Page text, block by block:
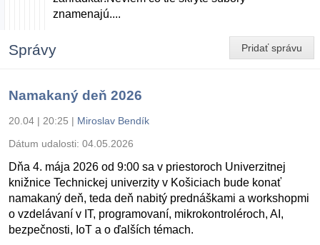
znamenajú....
Pridať správu
Správy
Namakaný deň 2026
20.04 | 20:25 | Miroslav Bendík
Dátum udalosti: 04.05.2026
Dňa 4. mája 2026 od 9:00 sa v priestoroch Univerzitnej
knižnice Technickej univerzity v Košiciach bude konať
namakaný deň, teda deň nabitý prednáškami a workshopmi
o vzdelávaní v IT, programovaní, mikrokontroléroch, AI,
bezpečnosti, IoT a o ďalších témach.